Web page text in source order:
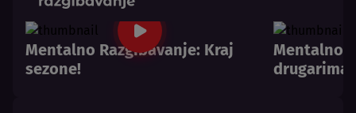
Mentalno Razgibavanje: Kraj
sezone!
Mentalno
drugarima